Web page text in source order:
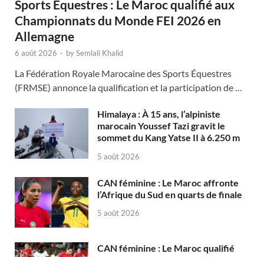
Sports Équestres : Le Maroc qualifié aux
Championnats du Monde FEI 2026 en
Allemagne
6 août 2026 - bySemlali Khalid
La Fédération Royale Marocaine des Sports Équestres
(FRMSE) annonce la qualification et la participation de …
Himalaya : À 15 ans, l’alpiniste
marocain Youssef Tazi gravit le
sommet du Kang Yatse II à 6.250 m
5 août 2026
CAN féminine : Le Maroc affronte
l’Afrique du Sud en quarts de finale
5 août 2026
CAN féminine : Le Maroc qualifié